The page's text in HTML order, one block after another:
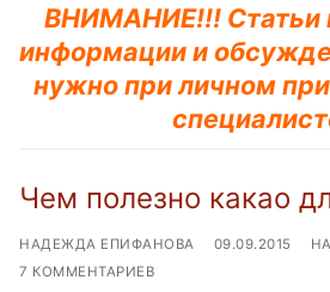
ВНИМАНИЕ!!! Статьи
информации и
нужно при личном
Чем полезно какао
НАДЕЖДА ЕПИФАНОВА 09.09.2015
7 КОММЕНТАРИЕВ